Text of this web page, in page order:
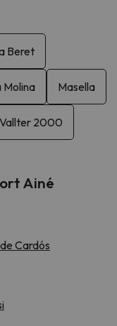
Beret
Molina Masella
Vallter 2000
Ainé
Cardós